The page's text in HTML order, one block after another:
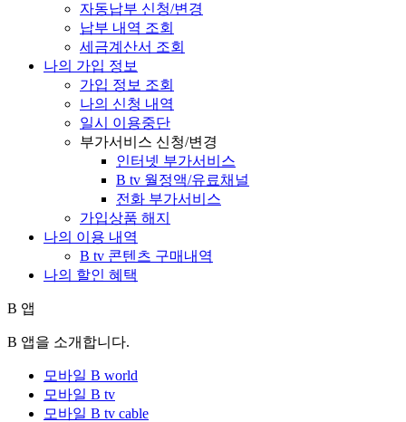
자동납부 신청/변경
납부 내역 조회
세금계산서 조회
나의 가입 정보
가입 정보 조회
나의 신청 내역
일시 이용중단
부가서비스 신청/변경
인터넷 부가서비스
B tv 월정액/유료채널
전화 부가서비스
가입상품 해지
나의 이용 내역
B tv 콘텐츠 구매내역
나의 할인 혜택
B 앱
B 앱을 소개합니다.
모바일 B world
모바일 B tv
모바일 B tv cable